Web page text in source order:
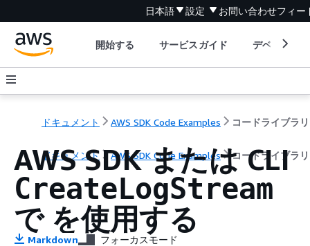
日本語 設定 お問い合わせフィー
開始する サービスガイド デベロッパ
ドキュメント AWS SDK Code Examples コードライブラリ
ドキュメント AWS SDK Code Examples コードライブラリ
AWS SDK または CLI
CreateLogStream
で を使用する
Markdown フォーカスモード